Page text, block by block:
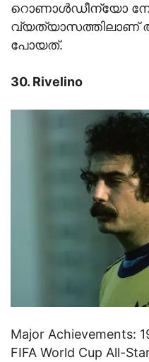
റൊണാള്‍ഡീന്യോ
വ്യത്യാസത്തിലാണ്
പോയത്.
30. Rivelino
Major Achievements:
FIFA World Cup All-